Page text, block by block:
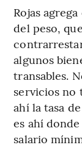
Rojas
del peso,
algunos
transables.
servicios no
ahí la tasa
es ahí
salario